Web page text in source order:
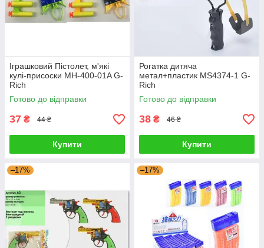
Іграшковий Пістолет, м'які
кулі-присоски MH-400-01A G-
Rich
Готово до відправки
37 ₴ 44 ₴
Купити
Рогатка дитяча
метал+пластик MS4374-1 G-
Rich
Готово до відправки
38 ₴ 46 ₴
Купити
–17% –17%